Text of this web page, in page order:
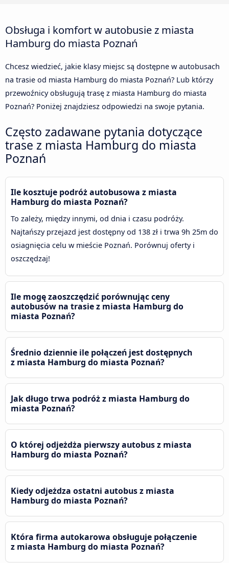
Obsługa i komfort w autobusie z miasta
Hamburg do miasta Poznań
Chcesz wiedzieć, jakie klasy miejsc są dostępne w autobusach
na trasie od miasta Hamburg do miasta Poznań? Lub którzy
przewoźnicy obsługują trasę z miasta Hamburg do miasta
Poznań? Poniżej znajdziesz odpowiedzi na swoje pytania.
Często zadawane pytania dotyczące
trase z miasta Hamburg do miasta
Poznań
Ile kosztuje podróż autobusowa z miasta
Hamburg do miasta Poznań?
To zależy, między innymi, od dnia i czasu podróży.
Najtańszy przejazd jest dostępny od 138 zł i trwa 9h 25m do
osiagnięcia celu w mieście Poznań. Porównuj oferty i
oszczędzaj!
Ile mogę zaoszczędzić porównując ceny
autobusów na trasie z miasta Hamburg do
miasta Poznań?
Średnio dziennie ile połączeń jest dostępnych
z miasta Hamburg do miasta Poznań?
Jak długo trwa podróż z miasta Hamburg do
miasta Poznań?
O której odjeżdża pierwszy autobus z miasta
Hamburg do miasta Poznań?
Kiedy odjeżdza ostatni autobus z miasta
Hamburg do miasta Poznań?
Która firma autokarowa obsługuje połączenie
z miasta Hamburg do miasta Poznań?